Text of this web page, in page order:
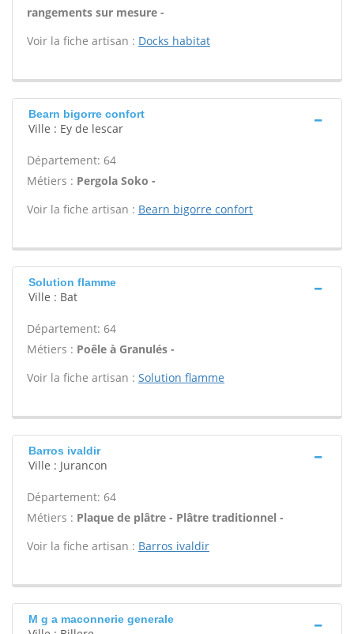
rangements sur mesure -
Voir la fiche artisan : Docks habitat
Bearn bigorre confort
Ville : Ey de lescar
Département: 64
Métiers : Pergola Soko -
Voir la fiche artisan : Bearn bigorre confort
Solution flamme
Ville : Bat
Département: 64
Métiers : Poêle à Granulés -
Voir la fiche artisan : Solution flamme
Barros ivaldir
Ville : Jurancon
Département: 64
Métiers : Plaque de plâtre - Plâtre traditionnel -
Voir la fiche artisan : Barros ivaldir
M g a maconnerie generale